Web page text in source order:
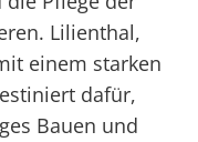
Lilienthal,
einem starken
dafür,
Bauen und